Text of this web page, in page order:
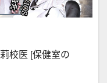
校医 [保健室の